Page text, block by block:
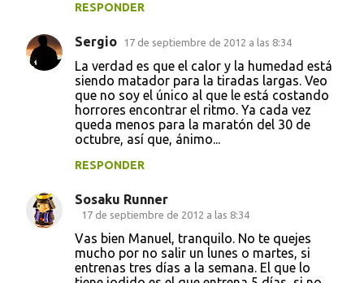
RESPONDER
Sergio 17 de septiembre de 2012 a las 8:34
La verdad es que el calor y la humedad está
siendo matador para la tiradas largas. Veo
que no soy el único al que le está costando
horrores encontrar el ritmo. Ya cada vez
queda menos para la maratón del 30 de
octubre, así que, ánimo...
RESPONDER
Sosaku Runner
17 de septiembre de 2012 a las 8:34
Vas bien Manuel, tranquilo. No te quejes
mucho por no salir un lunes o martes, si
entrenas tres días a la semana. El que lo